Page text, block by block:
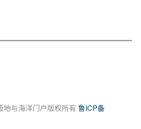
与海洋门户版权所有 鲁ICP备